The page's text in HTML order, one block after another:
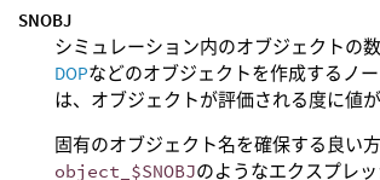
SNOBJ
シミュレーション内のオブジェクトの数
DOPなどのオブジェクトを作成するノー
は、オブジェクトが評価される度に値が
固有のオブジェクト名を確保する良い方
object_$SNOBJのようなエクスプレ